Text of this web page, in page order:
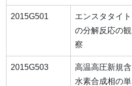
2015G501
エンスタタイト
の分解反応の観
察
2015G503
高温高圧新規含
水素合成相の単